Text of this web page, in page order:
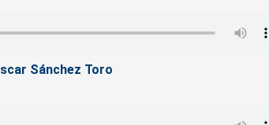
Sánchez Toro